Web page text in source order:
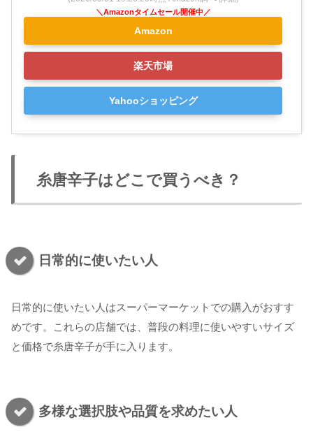
Amazon
楽天市場
Yahooショッピング
糸唐辛子はどこで買うべき？
日常的に使いたい人
日常的に使いたい人はスーパーマーケットでの購入がおすす
めです。これらの店舗では、普段の料理に使いやすいサイズ
と価格で糸唐辛子が手に入ります。
多様な選択肢や品質を求めたい人